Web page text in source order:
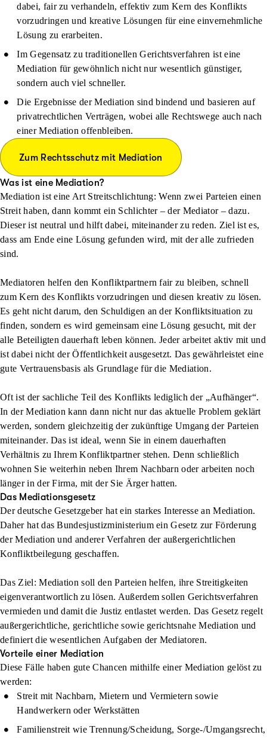
dabei, fair zu verhandeln, effektiv zum Kern des Konflikts
vorzudringen und kreative Lösungen für eine einvernehmliche
Lösung zu erarbeiten.
Im Gegensatz zu traditionellen Gerichtsverfahren ist eine
Mediation für gewöhnlich nicht nur wesentlich günstiger,
sondern auch viel schneller.
Die Ergebnisse der Mediation sind bindend und basieren auf
privatrechtlichen Verträgen, wobei alle Rechtswege auch nach
einer Mediation offenbleiben.
Zum Rechtsschutz mit Mediation
Was ist eine Mediation?
Mediation ist eine Art Streitschlichtung: Wenn zwei Parteien einen
Streit haben, dann kommt ein Schlichter – der Mediator – dazu.
Dieser ist neutral und hilft dabei, miteinander zu reden. Ziel ist es,
dass am Ende eine Lösung gefunden wird, mit der alle zufrieden
sind.
Mediatoren helfen den Konfliktpartnern fair zu bleiben, schnell
zum Kern des Konflikts vorzudringen und diesen kreativ zu lösen.
Es geht nicht darum, den Schuldigen an der Konfliktsituation zu
finden, sondern es wird gemeinsam eine Lösung gesucht, mit der
alle Beteiligten dauerhaft leben können. Jeder arbeitet aktiv mit und
ist dabei nicht der Öffentlichkeit ausgesetzt. Das gewährleistet eine
gute Vertrauensbasis als Grundlage für die Mediation.
Oft ist der sachliche Teil des Konflikts lediglich der „Aufhänger“.
In der Mediation kann dann nicht nur das aktuelle Problem geklärt
werden, sondern gleichzeitig der zukünftige Umgang der Parteien
miteinander. Das ist ideal, wenn Sie in einem dauerhaften
Verhältnis zu Ihrem Konfliktpartner stehen. Denn schließlich
wohnen Sie weiterhin neben Ihrem Nachbarn oder arbeiten noch
länger in der Firma, mit der Sie Ärger hatten.
Das Mediationsgesetz
Der deutsche Gesetzgeber hat ein starkes Interesse an Mediation.
Daher hat das Bundesjustizministerium ein Gesetz zur Förderung
der Mediation und anderer Verfahren der außergerichtlichen
Konfliktbeilegung geschaffen.
Das Ziel: Mediation soll den Parteien helfen, ihre Streitigkeiten
eigenverantwortlich zu lösen. Außerdem sollen Gerichtsverfahren
vermieden und damit die Justiz entlastet werden. Das Gesetz regelt
außergerichtliche, gerichtliche sowie gerichtsnahe Mediation und
definiert die wesentlichen Aufgaben der Mediatoren.
Vorteile einer Mediation
Diese Fälle haben gute Chancen mithilfe einer Mediation gelöst zu
werden:
Streit mit Nachbarn, Mietern und Vermietern sowie
Handwerkern oder Werkstätten
Familienstreit wie Trennung/Scheidung, Sorge-/Umgangsrecht,